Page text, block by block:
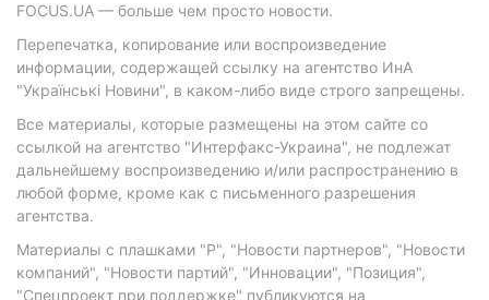
FOCUS.UA — больше чем просто новости.
Перепечатка, копирование или воспроизведение
информации, содержащей ссылку на агентство ИнА
"Українські Новини", в каком-либо виде строго запрещены.
Все материалы, которые размещены на этом сайте со
ссылкой на агентство "Интерфакс-Украина", не подлежат
дальнейшему воспроизведению и/или распространению в
любой форме, кроме как с письменного разрешения
агентства.
Материалы с плашками "Р", "Новости партнеров", "Новости
компаний", "Новости партий", "Инновации", "Позиция",
"Спецпроект при поддержке" публикуются на